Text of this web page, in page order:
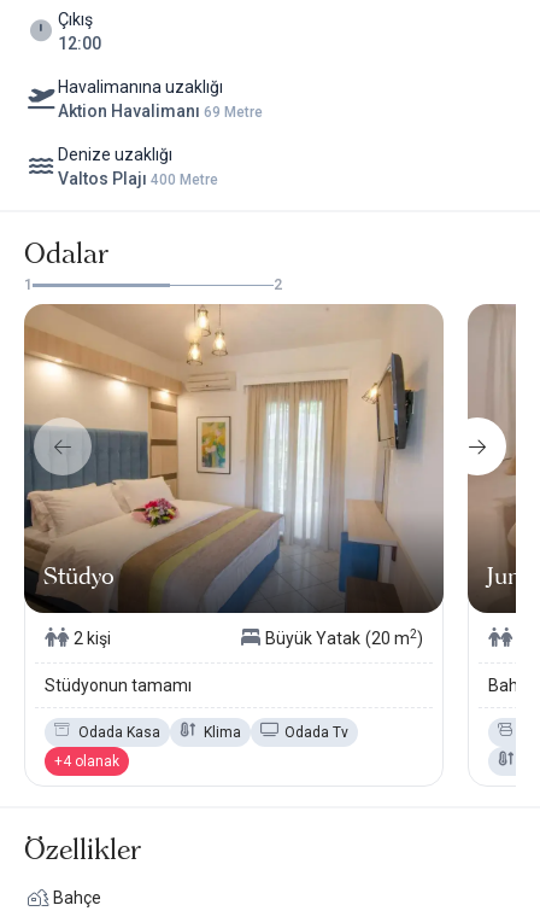
Çıkış
12:00
Havalimanına uzaklığı
Aktion Havalimanı 69 Metre
Denize uzaklığı
Valtos Plajı 400 Metre
Odalar
1 2
Stüdyo
2 kişi Büyük Yatak (20 m2)
Stüdyonun tamamı
Odada Kasa Klima
Odada Tv
+4 olanak
Özellikler
Bahçe